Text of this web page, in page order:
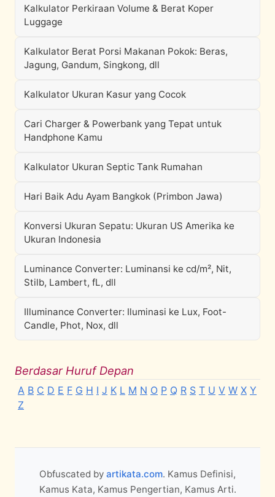
Kalkulator Perkiraan Volume & Berat Koper
Luggage
Kalkulator Berat Porsi Makanan Pokok: Beras,
Jagung, Gandum, Singkong, dll
Kalkulator Ukuran Kasur yang Cocok
Cari Charger & Powerbank yang Tepat untuk
Handphone Kamu
Kalkulator Ukuran Septic Tank Rumahan
Hari Baik Adu Ayam Bangkok (Primbon Jawa)
Konversi Ukuran Sepatu: Ukuran US Amerika ke
Ukuran Indonesia
Luminance Converter: Luminansi ke cd/m², Nit,
Stilb, Lambert, fL, dll
Illuminance Converter: Iluminasi ke Lux, Foot-
Candle, Phot, Nox, dll
Berdasar Huruf Depan
A B C D E F G H I J K L M N O P Q R S T U V W X Y
Z
Obfuscated by artikata.com. Kamus Definisi,
Kamus Kata, Kamus Pengertian, Kamus Arti.